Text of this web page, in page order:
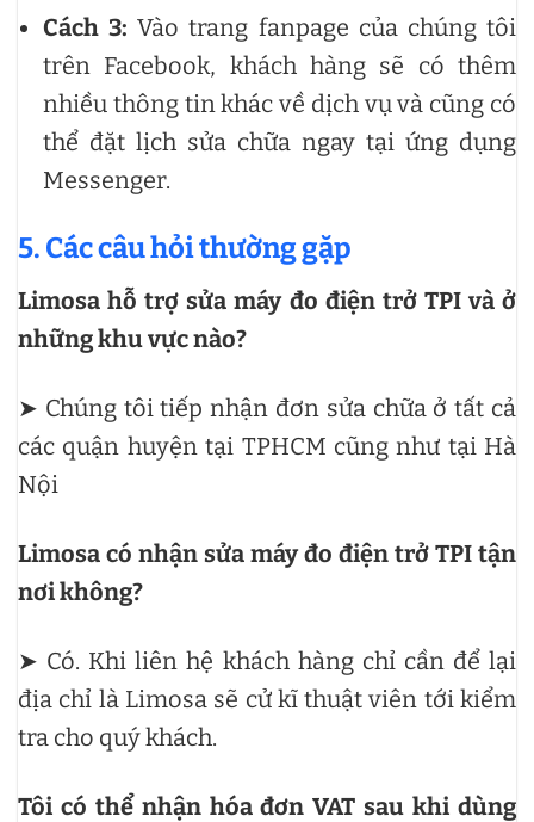
Cách 3:Vào trang fanpage của chúng tôi
trên Facebook, khách hàng sẽ có thêm
nhiều thông tin khác về dịch vụ và cũng có
thể đặt lịch sửa chữa ngay tại ứng dụng
Messenger.
5. Các câu hỏi thường gặp
Limosa hỗ trợ sửa máy đo điện trở TPI và ở
những khu vực nào?
➤ Chúng tôi tiếp nhận đơn sửa chữa ở tất cả
các quận huyện tại TPHCM cũng như tại Hà
Nội
Limosa có nhận sửa máy đo điện trở TPI tận
nơi không?
➤ Có. Khi liên hệ khách hàng chỉ cần để lại
địa chỉ là Limosa sẽ cử kĩ thuật viên tới kiểm
tra cho quý khách.
Tôi có thể nhận hóa đơn VAT sau khi dùng